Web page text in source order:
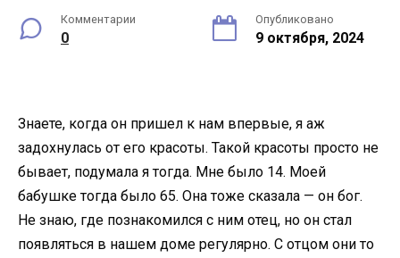
Комментарии
0
Опубликовано
9 октября, 2024
Знаете, когда он пришел к нам впервые, я аж
задохнулась от его красоты. Такой красоты просто не
бывает, подумала я тогда. Мне было 14. Моей
бабушке тогда было 65. Она тоже сказала — он бог.
Не знаю, где познакомился с ним отец, но он стал
появляться в нашем доме регулярно. С отцом они то